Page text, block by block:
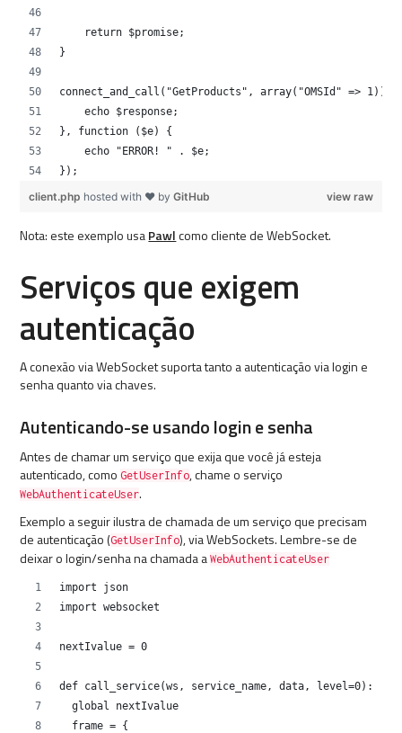
    return $promise;
}
connect_and_call("GetProducts", array("OMSId" =>
    echo $response;
}, function ($e) {
    echo "ERROR! " . $e;
});
view raw
client.php hosted with ❤ byGitHub
Nota: este exemplo usaPawlcomo cliente de WebSocket.
Serviços que exigem
autenticação
A conexão via WebSocket suporta tanto a autenticação via login e
senha quanto via chaves.
Autenticando-se usando login e senha
Antes de chamar um serviço que exija que você já esteja
autenticado, comoGetUserInfo, chame o serviço
WebAuthenticateUser.
Exemplo a seguir ilustra de chamada de um serviço que precisam
de autenticação (GetUserInfo), via WebSockets. Lembre-se de
deixar o login/senha na chamada aWebAuthenticateUser
import json
import websocket
nextIvalue = 0
def call_service(ws, service_name, data, level=0):
  global nextIvalue
  frame = {